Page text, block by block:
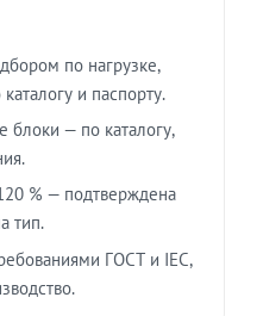
по нагрузке,
и паспорту.
блоки — по каталогу,
% — подтверждена
тип.
ГОСТ и IEC,